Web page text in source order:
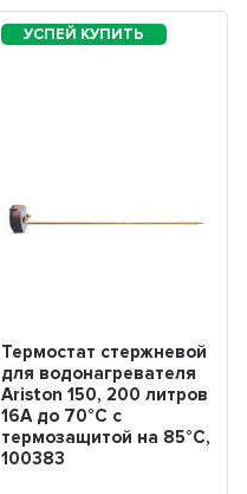
Термостат стержневой
для водонагревателя
Ariston 150, 200 литров
16A до 70°С с
термозащитой на 85°С,
100383